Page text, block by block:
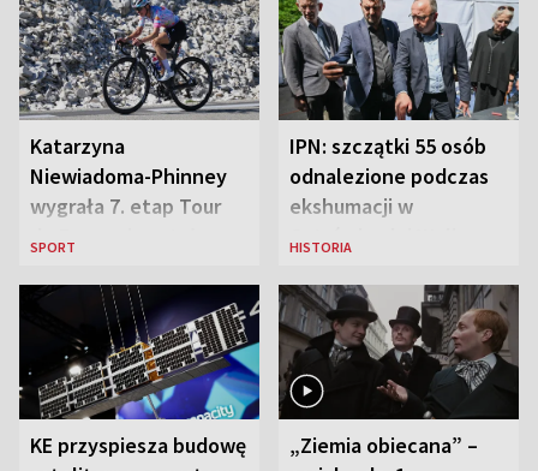
Katarzyna
Niewiadoma-Phinney
wygrała 7. etap Tour
de France i została
SPORT
IPN: szczątki 55 osób
odnalezione podczas
ekshumacji w
Ostrówkach i Woli
HISTORIA
KE przyspiesza budowę
„Ziemia obiecana” –